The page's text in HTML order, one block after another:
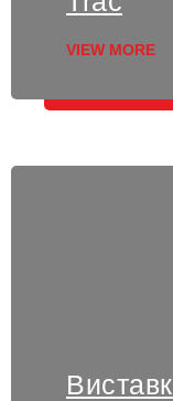
VIEW MORE